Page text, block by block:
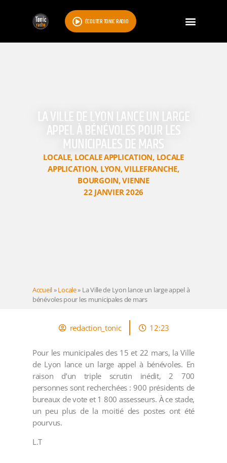
ÉCOUTER TONIC RADIO
LA VILLE DE LYON LANCE UN LARGE
APPEL À BÉNÉVOLES POUR LES
MUNICIPALES DE MARS
LOCALE, LOCALE APPLICATION, LOCALE
APPLICATION, LYON,VILLEFRANCHE,
BOURGOIN,VIENNE
22 JANVIER 2026
Accueil»Locale» La Ville de Lyon lance un large appel à
bénévoles pour les municipales de mars
redaction_tonic 12:23
Pour les municipales des 15 et 22 mars, la Ville
de Lyon lance un large appel à bénévoles. En
raison d’un triple scrutin inédit, 2 700
personnes sont recherchées : 900 présidents de
bureaux de vote et 1 800 assesseurs. À ce stade,
un peu plus de la moitié des postes ont été
pourvus.
L.T